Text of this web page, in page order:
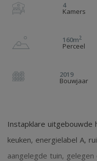
4
Kamers
160m2
Perceel
2019
Bouwjaar
Instapklare uitgebouwde
keuken, energielabel A,
aangelegde tuin,